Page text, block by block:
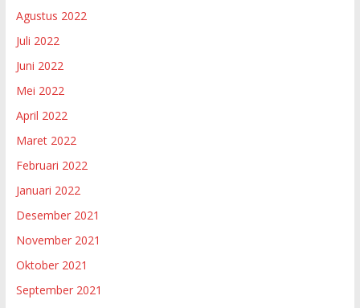
Agustus 2022
Juli 2022
Juni 2022
Mei 2022
April 2022
Maret 2022
Februari 2022
Januari 2022
Desember 2021
November 2021
Oktober 2021
September 2021